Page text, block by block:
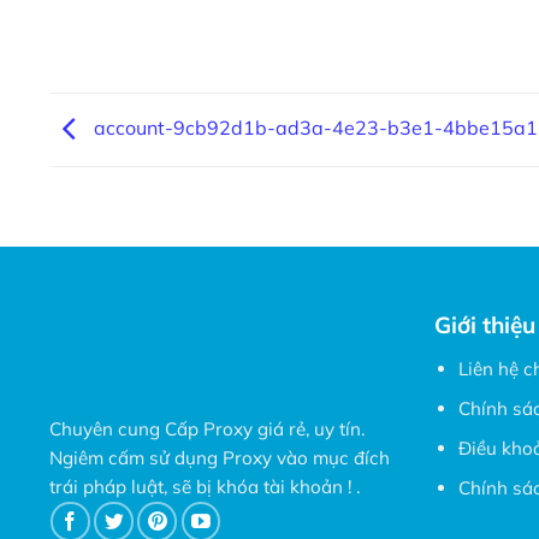
account-9cb92d1b-ad3a-4e23-b3e1-
Chuyên cung Cấp Proxy giá rẻ, uy tín.
Ngiêm cấm sử dụng Proxy vào mục đích
trái pháp luật, sẽ bị khóa tài khoản ! .
Giới thiệu
Liên hệ
Chính
Điều
Chính